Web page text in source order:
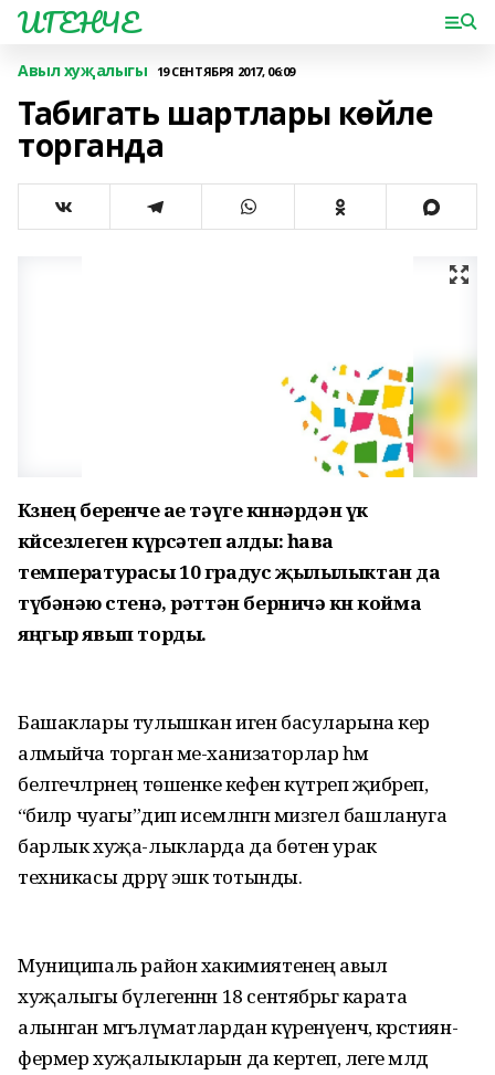
ИГЕНЧЕ
Авыл хуҗалыгы 19 СЕНТЯБРЯ 2017, 06:09
Табигать шартлары көйле
торганда
Көзнең беренче ае тәүге көннәрдән үк
көйсезлеген күрсәтеп алды: һава
температурасы 10 градус җылылыктан да
түбәнәю өстенә, рәттән берничә көн койма
яңгыр явып торды.
Башаклары тулышкан иген басуларына керә
алмыйча торган ме-ханизаторлар һәм
белгечләрнең төшенке кәефен күтәреп җибәреп,
“әбиләр чуагы”дип исемләнгән мизгел башлануга
барлык хуҗа-лыкларда да бөтен урак
техникасы дәррәү эшкә тотынды.
Муниципаль район хакимиятенең авыл
хуҗалыгы бүлегеннән 18 сентябрьгә карата
алынган мәгълүматлардан күренүенчә, крәстиян-
фермер хуҗалыкларын да кертеп, әлеге мәлдә